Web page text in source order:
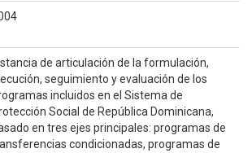
de articulación de la formulación,
seguimiento y evaluación de los
incluidos en el Sistema de
Social de República Dominicana,
en tres ejes principales: programas de
condicionadas, programas de